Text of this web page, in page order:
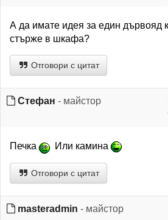
А да имате идея за един дървояд
стърже в шкафа?
Отговори с цитат
Стефан - майстор
Печка Или камина
Отговори с цитат
masteradmin - майстор